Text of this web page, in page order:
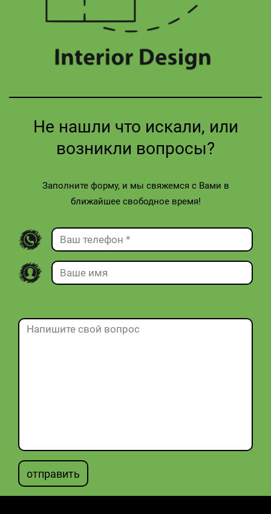
Не нашли что искали, или
возникли вопросы?
Заполните форму, и мы свяжемся с Вами в
ближайшее свободное время!
отправить